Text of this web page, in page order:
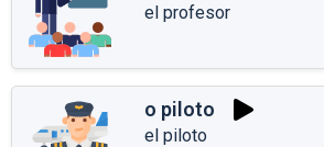
el profesor
o piloto
el piloto